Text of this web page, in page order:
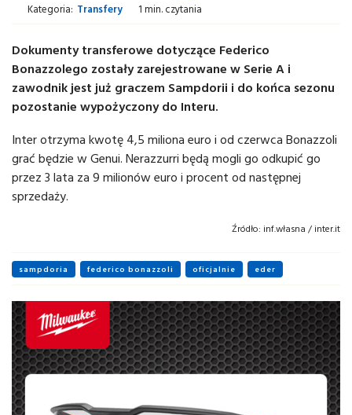
Kategoria: Transfery 1 min. czytania
Dokumenty transferowe dotyczące Federico
Bonazzolego zostały zarejestrowane w Serie A i
zawodnik jest już graczem Sampdorii i do końca sezonu
pozostanie wypożyczony do Interu.
Inter otrzyma kwotę 4,5 miliona euro i od czerwca Bonazzoli
grać będzie w Genui. Nerazzurri będą mogli go odkupić go
przez 3 lata za 9 milionów euro i procent od następnej
sprzedaży.
Źródło: inf.własna / inter.it
sampdoria federico bonazzoli oficjalnie eder